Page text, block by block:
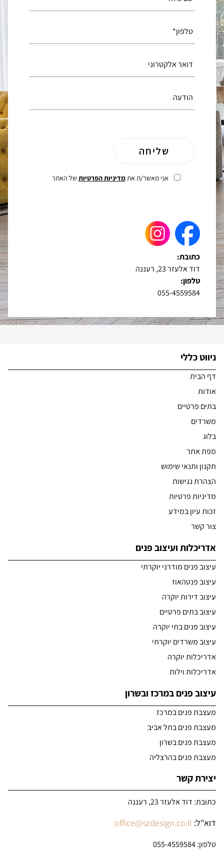
אני מאשר/ת אתמדיניות הפרטיות של האתר
כתובת:
דוד אלעזר 23, רעננה
טלפון:
055-4559584
ניווט כללי
דף הבית
אודות
בתים פרטיים
משרדים
בלוג
מפת אתר
תקנון ותנאי שימוש
הצהרת נגישות
מדיניות פרטיות
זכות עיון במידע
צור קשר
אדריכלות ועיצוב פנים
עיצוב פנים מודרני יוקרתי
עיצוב פנטהאוז
עיצוב דירות יוקרה
עיצוב בתים פרטיים
עיצוב פנים בתי יוקרה
עיצוב משרדים יוקרתי
אדריכלות יוקרה
אדריכלות וילות
עיצוב פנים במרכז ובשרון
מעצבת פנים במרכז
מעצבת פנים בתל אביב
מעצבת פנים בשרון
מעצבת פנים בהרצליה
יצירת קשר
כתובת: דוד אלעזר 23, רעננה
דוא"ל: office@szdesign.co.il
טלפון: